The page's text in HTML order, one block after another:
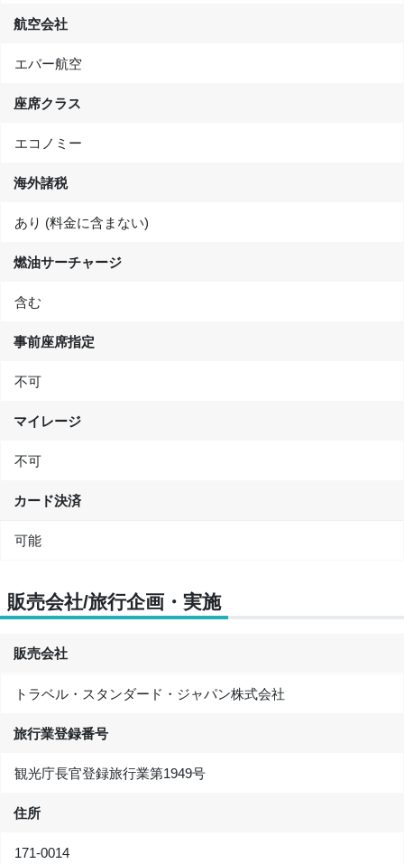
航空会社
エバー航空
座席クラス
エコノミー
海外諸税
あり (料金に含まない)
燃油サーチャージ
含む
事前座席指定
不可
マイレージ
不可
カード決済
可能
販売会社/旅行企画・実施
販売会社
トラベル・スタンダード・ジャパン株式会社
旅行業登録番号
観光庁長官登録旅行業第1949号
住所
171-0014